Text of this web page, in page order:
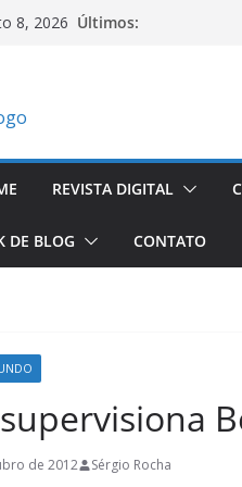
8, 2026 Últimos:
REVISTA DIGITAL
DE BLOG CONTATO
supervisiona
de 2012 Sérgio Rocha